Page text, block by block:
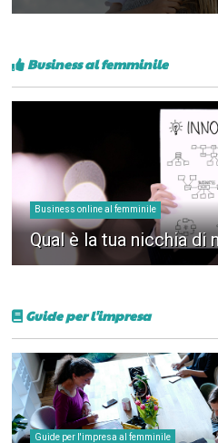
Business al femminile
Business online al femminile
Qual è la tua nicchia di
Guide per l'impresa
Guide per l'impresa al femminile